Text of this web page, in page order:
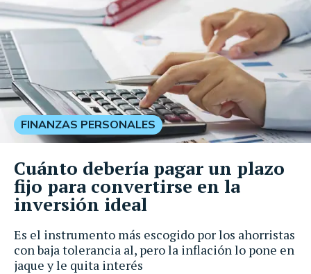
Es el instrumento más escogido por los ahorristas
con baja tolerancia al, pero la inflación lo pone en
jaque y le quita interés
FINANZAS PERSONALES
Cuánto debería pagar un plazo
fijo para convertirse en la
inversión ideal